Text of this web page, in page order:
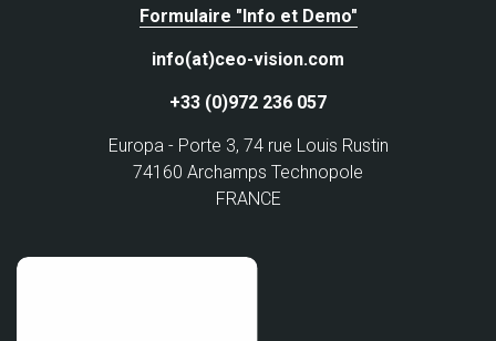
Formulaire "Info et Demo"
info(at)ceo-vision.com
+33 (0)972 236 057
Europa - Porte 3, 74 rue Louis Rustin
74160 Archamps Technopole
FRANCE